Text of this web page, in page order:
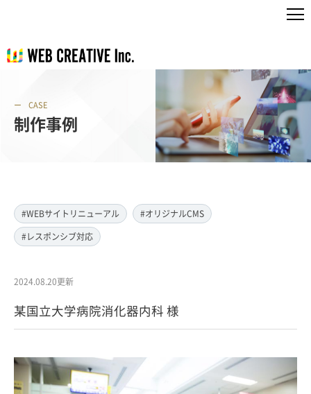
CASE
制作事例
#WEBサイトリニューアル
#オリジナルCMS
#レスポンシブ対応
2024.08.20更新
某国立大学病院消化器内科 様